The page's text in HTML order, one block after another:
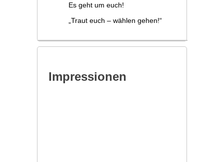
Es geht um euch!
„Traut euch – wählen gehen!“
Impressionen